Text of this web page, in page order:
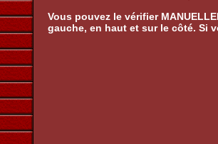
Vous pouvez le vérifier
gauche, en haut et sur le côté. Si